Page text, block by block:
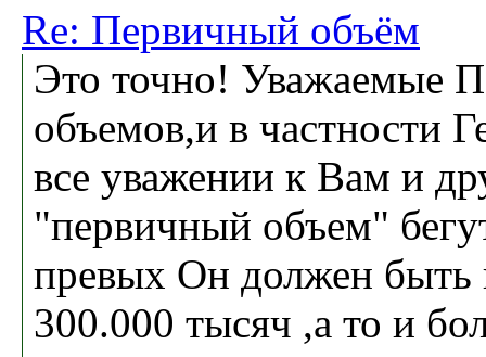
Re: Первичный объём
Это точно! Уважаемые
объемов,и в частности
все уважении к Вам и
"первичный объем"
превых Он должен быть
300.000 тысяч ,а то и